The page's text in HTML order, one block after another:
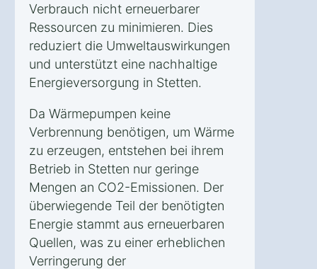
Verbrauch nicht erneuerbarer
Ressourcen zu minimieren. Dies
reduziert die Umweltauswirkungen
und unterstützt eine nachhaltige
Energieversorgung in Stetten.
Da Wärmepumpen keine
Verbrennung benötigen, um Wärme
zu erzeugen, entstehen bei ihrem
Betrieb in Stetten nur geringe
Mengen an CO2-Emissionen. Der
überwiegende Teil der benötigten
Energie stammt aus erneuerbaren
Quellen, was zu einer erheblichen
Verringerung der